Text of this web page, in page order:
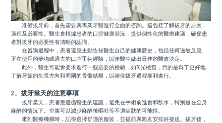
准備拔牙前，首先需要與專業牙醫進行全面的咨詢。這包括了解拔牙的原因、
過程及必要性。醫生會根據患者的口腔健康狀況，提供個性化的醫療建議，確保患
者對拔牙的必要性有清晰的認識。
在咨詢過程中，患者還應主動告知醫生自己的健康曆史，包括任何過敏反應、
正在使用的藥物或過去的口腔手術經驗，以便醫生做出最佳的醫療決定。
此外，醫生可能會要求進行一些必要的檢驗，如X光檢查，目的是爲了更好地
了解牙齒的生長方向和周圍的骨骼結構，以確保拔牙過程順利進行。
2、拔牙當天的注意事項
拔牙當天，患者應遵循醫生的建議，避免在手術前進食和飲水，特別是在全身
麻醉的情況下。空腹可以減少麻醉後嘔吐等不適症狀的可能性。
來到醫療機構時，記得選擇舒適的服裝，並提前與親友安排好接送。拔牙後，